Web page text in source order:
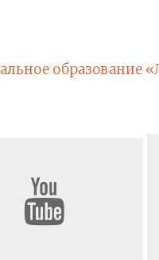
образование